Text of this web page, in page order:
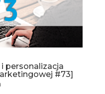
personalizacja
#73]